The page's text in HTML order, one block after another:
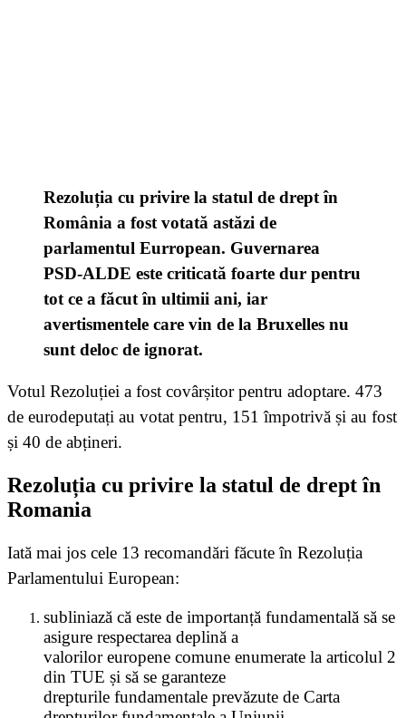
Rezoluția cu privire la statul de drept în
România a fost votată astăzi de
parlamentul Eurropean. Guvernarea
PSD-ALDE este criticată foarte dur pentru
tot ce a făcut în ultimii ani, iar
avertismentele care vin de la Bruxelles nu
sunt deloc de ignorat.
Votul Rezoluției a fost covârșitor pentru adoptare. 473
de eurodeputați au votat pentru, 151 împotrivă și au fost
și 40 de abțineri.
Rezoluția cu privire la statul de drept în
Romania
Iată mai jos cele 13 recomandări făcute în Rezoluția
Parlamentului European:
subliniază că este de importanță fundamentală să se
asigure respectarea deplină a
valorilor europene comune enumerate la articolul 2
din TUE și să se garanteze
drepturile fundamentale prevăzute de Carta